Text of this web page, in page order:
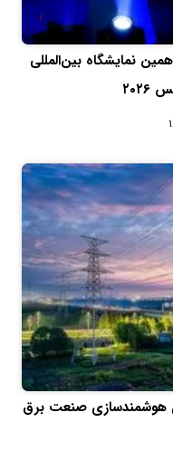
نمایشگاه بین‌المللی
هوشمندسازی صنعت برق